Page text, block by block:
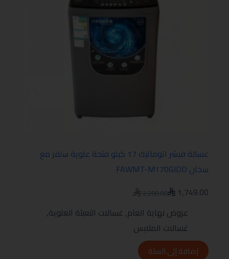
غسالة فيشر اتوماتيك 17 كيلو فتحة علوية سلفر مع
سخان FAWMT-M170GIDD
2,200.00
1,749.00
عروض نهاية العام, غسالات التعبئة العلوية,
غسالات الملابس
إضافة إلى السلة